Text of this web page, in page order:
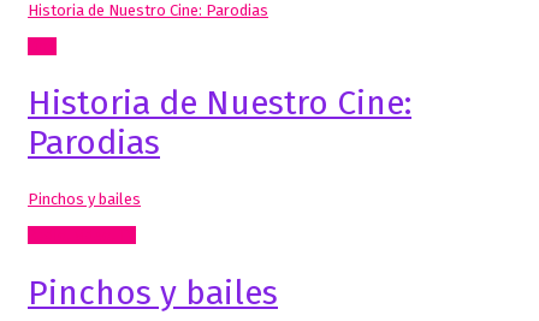
Historia de Nuestro Cine: Parodias
Historia de Nuestro Cine:
Parodias
Pinchos y bailes
Pinchos y bailes